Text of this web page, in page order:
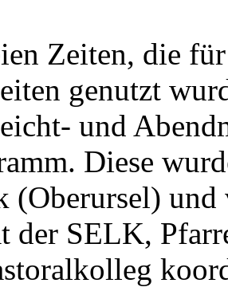
Zeiten, die
genutzt
und
Diese
(Oberursel) und
der SELK,